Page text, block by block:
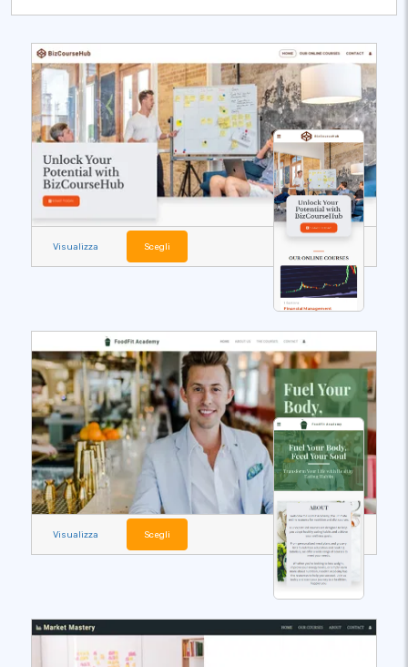
Visualizza Scegli
Visualizza Scegli